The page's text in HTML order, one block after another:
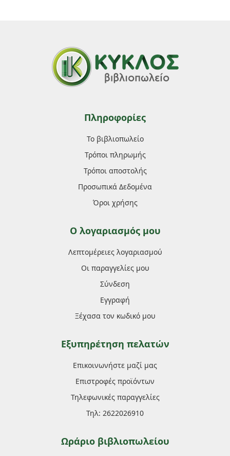
Πληροφορίες
Το βιβλιοπωλείο
Τρόποι πληρωμής
Τρόποι αποστολής
Προσωπικά Δεδομένα
Όροι χρήσης
Ο λογαριασμός μου
Λεπτομέρειες λογαριασμού
Οι παραγγελίες μου
Σύνδεση
Εγγραφή
Ξέχασα τον κωδικό μου
Εξυπηρέτηση πελατών
Επικοινωνήστε μαζί μας
Επιστροφές προϊόντων
Τηλεφωνικές παραγγελίες
Τηλ: 2622026910
Ωράριο βιβλιοπωλείου